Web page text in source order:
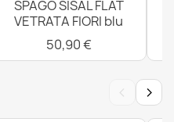
SPAGO SISAL FLAT
VETRATA FIORI blu
50,90 €
‹ ›